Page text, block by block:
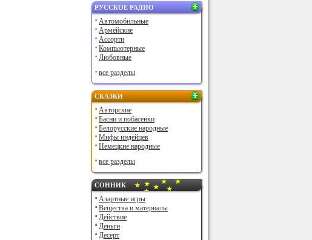
РУССКОЕ РАДИО
Автомобильные
Армейские
Ассорти
Компьютерные
Любовные
все разделы
СКАЗКИ
Авторские
Басни и побасенки
Белорусские народные
Мифы индейцев
Немецкие народные
все разделы
СОННИК
Азартные игры
Вещества и материалы
Действие
Деньги
Десерт